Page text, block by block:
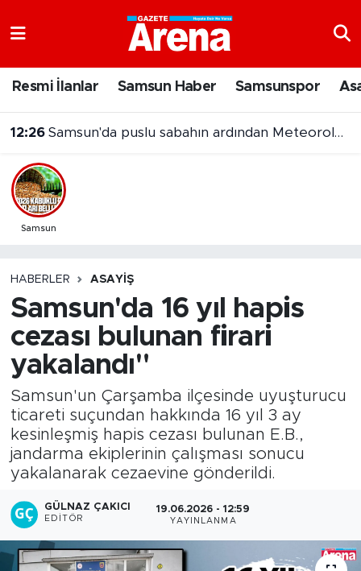
Resmi İlanlar Samsun Haber Samsunspor
12:26 Samsun'da puslu sabahın ardından Meteoroloji'den yağış uyarısı
Samsun
HABERLER ASAYIŞ
Samsun'da 16 yıl hapis
cezası bulunan firari
yakalandı"
Samsun'un Çarşamba ilçesinde uyuşturucu
ticareti suçundan hakkında 16 yıl 3 ay
kesinleşmiş hapis cezası bulunan E.B.,
jandarma ekiplerinin çalışması sonucu
yakalanarak cezaevine gönderildi.
GÜLNAZ ÇAKICI
EDITÖR
19.06.2026 - 12:59
YAYINLANMA
Samsun Namaz Vakitleri
Trafik Durumu
Süper Lig Puan Durumu ve Fikstür
Son Dakika Haberleri
Haber Arşivi